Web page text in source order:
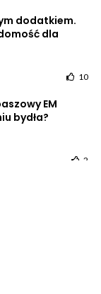
dodatkiem.
dla
10
EM
bydła?
2